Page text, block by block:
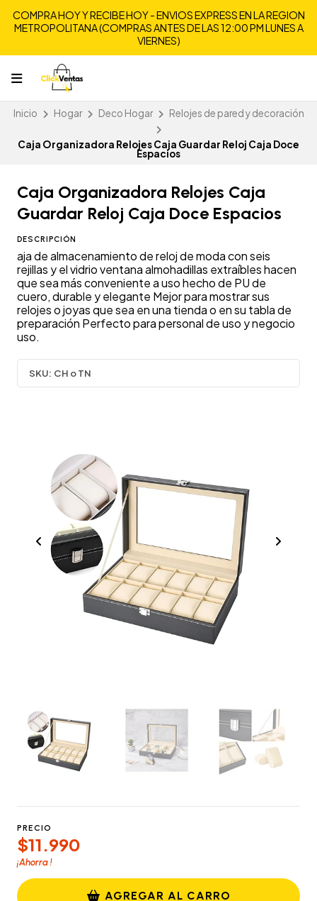
COMPRA HOY Y RECIBE HOY - ENVIOS EXPRESS EN LA REGION
METROPOLITANA (COMPRAS ANTES DE LAS 12:00 PM LUNES A
VIERNES)
Inicio Hogar Deco Hogar Relojes de pared y decoración
Caja Organizadora Relojes Caja Guardar Reloj Caja Doce
Espacios
Caja Organizadora Relojes Caja
Guardar Reloj Caja Doce Espacios
DESCRIPCIÓN
aja de almacenamiento de reloj de moda con seis
rejillas y el vidrio ventana almohadillas extraíbles hacen
que sea más conveniente a uso hecho de PU de
cuero, durable y elegante Mejor para mostrar sus
relojes o joyas que sea en una tienda o en su tabla de
preparación Perfecto para personal de uso y negocio
uso.
SKU: CH o TN
PRECIO
$11.990
¡Ahorra!
AGREGAR AL CARRO